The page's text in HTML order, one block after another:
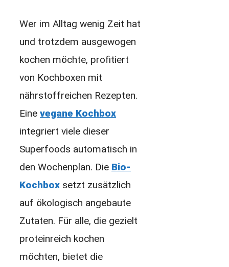
Wer im Alltag wenig Zeit hat
und trotzdem ausgewogen
kochen möchte, profitiert
von Kochboxen mit
nährstoffreichen Rezepten.
Eine vegane Kochbox
integriert viele dieser
Superfoods automatisch in
den Wochenplan. Die Bio-
Kochbox setzt zusätzlich
auf ökologisch angebaute
Zutaten. Für alle, die gezielt
proteinreich kochen
möchten, bietet die